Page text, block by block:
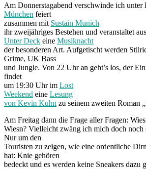
Am Donnerstagabend verschwinde ich unter
München feiert
zusammen mit Sustain Munich
ihr zweijähriges Bestehen und veranstaltet
Unter Deck eine Musiknacht
der besonderen Art. Aufgetischt werden
Grime, UK Bass
und Jungle. Von 22 Uhr an geht’s los, der
findet
um 19:30 Uhr im Lost
Weekend eine Lesung
von Kevin Kuhn zu seinem zweiten Roman
Am Freitag dann die Frage aller Fragen:
Wiesn? Vielleicht zwäng ich mich doch
Nur um den
Touristen zu zeigen, wie eine ordentliche
hat: Knie gehören
bedeckt und es werden keine Sneakers dazu